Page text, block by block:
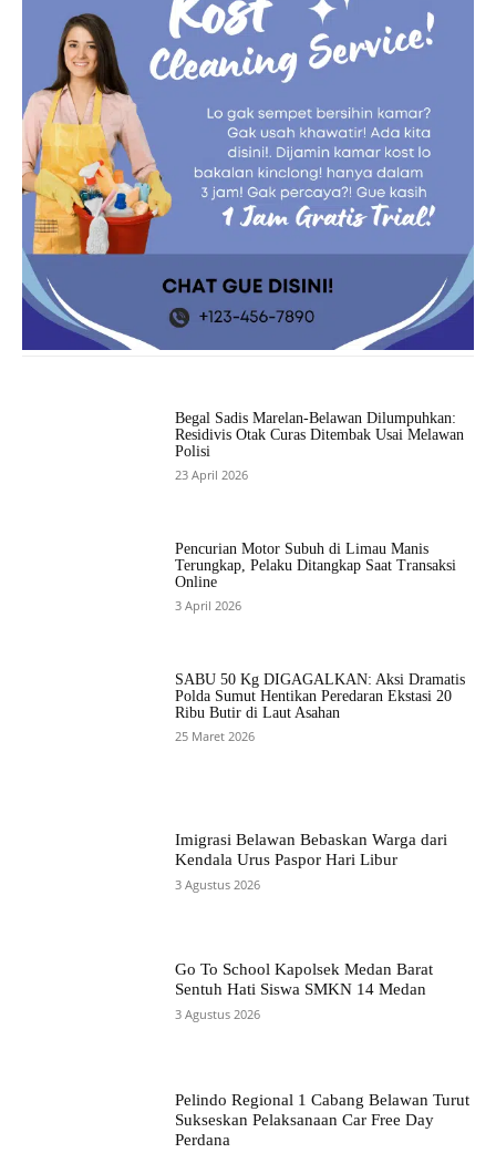
Begal Sadis Marelan-Belawan Dilumpuhkan:
Residivis Otak Curas Ditembak Usai Melawan
Polisi
23 April 2026
Pencurian Motor Subuh di Limau Manis
Terungkap, Pelaku Ditangkap Saat Transaksi
Online
3 April 2026
SABU 50 Kg DIGAGALKAN: Aksi Dramatis
Polda Sumut Hentikan Peredaran Ekstasi 20
Ribu Butir di Laut Asahan
25 Maret 2026
Imigrasi Belawan Bebaskan Warga dari
Kendala Urus Paspor Hari Libur
3 Agustus 2026
Go To School Kapolsek Medan Barat
Sentuh Hati Siswa SMKN 14 Medan
3 Agustus 2026
Pelindo Regional 1 Cabang Belawan Turut
Sukseskan Pelaksanaan Car Free Day
Perdana